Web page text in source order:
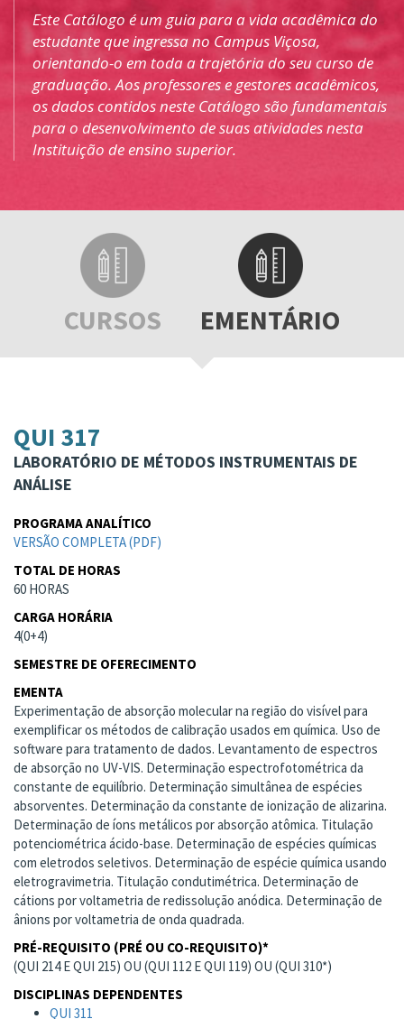
Este Catálogo é um guia para a vida acadêmica do
estudante que ingressa no Campus Viçosa,
orientando-o em toda a trajetória do seu curso de
graduação. Aos professores e gestores acadêmicos,
os dados contidos neste Catálogo são fundamentais
para o desenvolvimento de suas atividades nesta
Instituição de ensino superior.
CURSOS EMENTÁRIO
QUI 317
LABORATÓRIO DE MÉTODOS INSTRUMENTAIS DE
ANÁLISE
PROGRAMA ANALÍTICO
VERSÃO COMPLETA (PDF)
TOTAL DE HORAS
60 HORAS
CARGA HORÁRIA
4(0+4)
SEMESTRE DE OFERECIMENTO
EMENTA
Experimentação de absorção molecular na região do visível para
exemplificar os métodos de calibração usados em química. Uso de
software para tratamento de dados. Levantamento de espectros
de absorção no UV-VIS. Determinação espectrofotométrica da
constante de equilíbrio. Determinação simultânea de espécies
absorventes. Determinação da constante de ionização de alizarina.
Determinação de íons metálicos por absorção atômica. Titulação
potenciométrica ácido-base. Determinação de espécies químicas
com eletrodos seletivos. Determinação de espécie química usando
eletrogravimetria. Titulação condutimétrica. Determinação de
cátions por voltametria de redissolução anódica. Determinação de
ânions por voltametria de onda quadrada.
PRÉ-REQUISITO (PRÉ OU CO-REQUISITO)*
(QUI 214 E QUI 215) OU (QUI 112 E QUI 119) OU (QUI 310*)
DISCIPLINAS DEPENDENTES
QUI 311